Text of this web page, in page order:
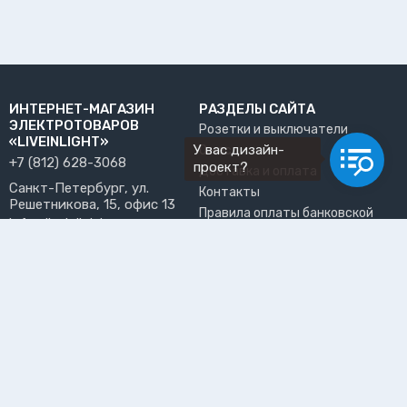
ИНТЕРНЕТ-МАГАЗИН
ЭЛЕКТРОТОВАРОВ
«LIVEINLIGHT»
+7 (812) 628-3068
Санкт-Петербург, ул.
Решетникова, 15, офис 13
info@liveinlight.ru
РАЗДЕЛЫ САЙТА
Розетки и выключатели
О нас
Доставка и оплата
Контакты
Правила оплаты банковской
У вас дизайн-
проект?